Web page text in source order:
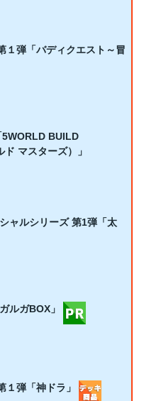
１弾「バディクエスト～冒
5WORLD BUILD
マスターズ）」
ャルシリーズ 第1弾「太
ルガBOX」
弾「神ドラ」